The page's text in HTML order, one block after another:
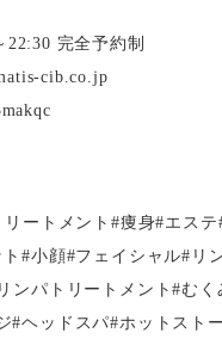
22:30 完全予約制
cib.co.jp
ートメント#痩身#エス
#小顔#フェイシャル#リ
ンパトリートメント#む
#ヘッドスパ#ホットスト